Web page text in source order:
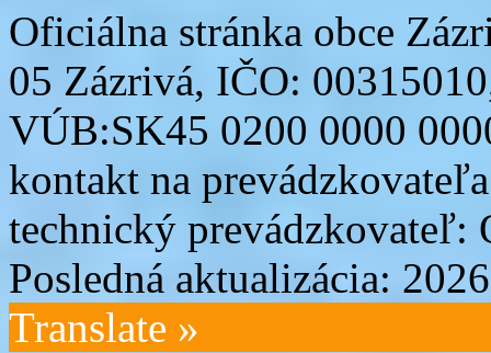
Oficiálna stránka obce
05 Zázrivá, IČO:
VÚB:SK45 0200 0000
kontakt na
technický prevádzkovateľ:
Posledná aktualizácia:
Translate »